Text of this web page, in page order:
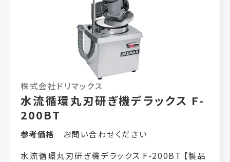
株式会社ドリマックス
水流循環丸刃研ぎ機デラックス F-
200BT
参考価格
お問い合わせください
水流循環丸刃研ぎ機デラックス F-200BT 【製品